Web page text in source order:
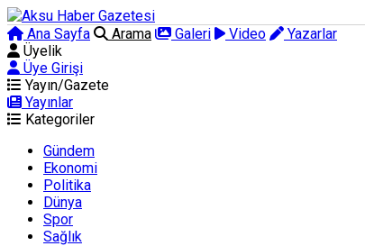
Ana Sayfa Arama Galeri Video
Yazarlar
Üyelik
Üye Girişi
Yayın/Gazete
Yayınlar
Kategoriler
Gündem
Ekonomi
Politika
Dünya
Spor
Sağlık